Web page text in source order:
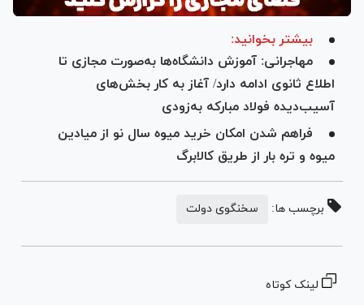
بیشتر بخوانید:
مهاجرانی: آموزش دانشگاه‌ها به‌صورت مجازی تا
اطلاع ثانوی ادامه دارد/ آغاز به کار بخش‌های
آسیب‌دیده فولاد مبارکه به‌زودی
فراهم شدن امکان خرید میوه سال نو از میادین
میوه و تره بار از طریق کالابرگ
برچسب ها: سخنگوی دولت
لینک کوتاه